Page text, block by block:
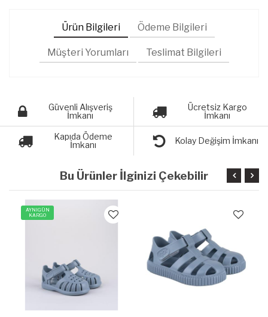
Ürün Bilgileri Ödeme Bilgileri
Müşteri Yorumları Teslimat Bilgileri
Güvenli Alışveriş
İmkanı
Ücretsiz Kargo
İmkanı
Kapıda Ödeme
İmkanı
Kolay Değişim İmkanı
Bu Ürünler İlginizi Çekebilir
AYNIGÜN
KARGO